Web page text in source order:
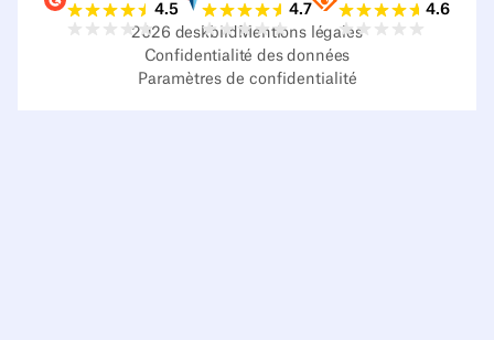
4.5 4.7
4.6
2026 deskbirdMentions légales
Confidentialité des données
Paramètres de confidentialité